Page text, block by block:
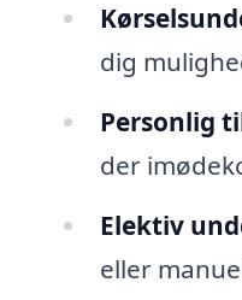
dig
Personlig
der
Elektiv
eller